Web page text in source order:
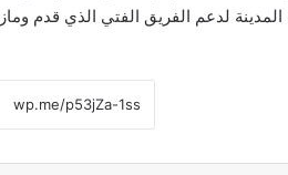
المدينة لدعم الفريق الفتي الذي قدم